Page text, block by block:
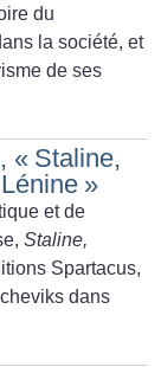
du
la société, et
de ses
« Staline,
»
et de
Staline,
Spartacus,
dans